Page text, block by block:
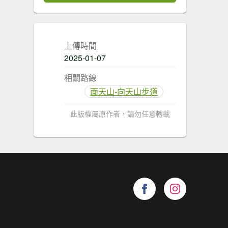
上傳時間
2025-01-07
相關路線
面天山-向天山步道
此版權屬原作者，請勿任意轉載